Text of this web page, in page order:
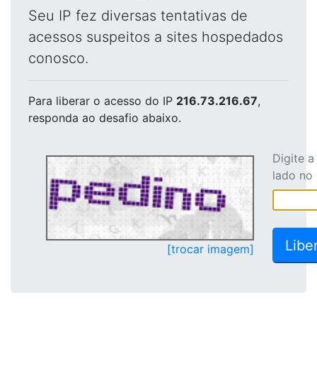
Seu IP fez diversas tentativas de
acessos suspeitos a sites hospedados
conosco.
Para liberar o acesso do IP 216.73.216.67,
responda ao desafio abaixo.
[trocar imagem]
Digite
lado no